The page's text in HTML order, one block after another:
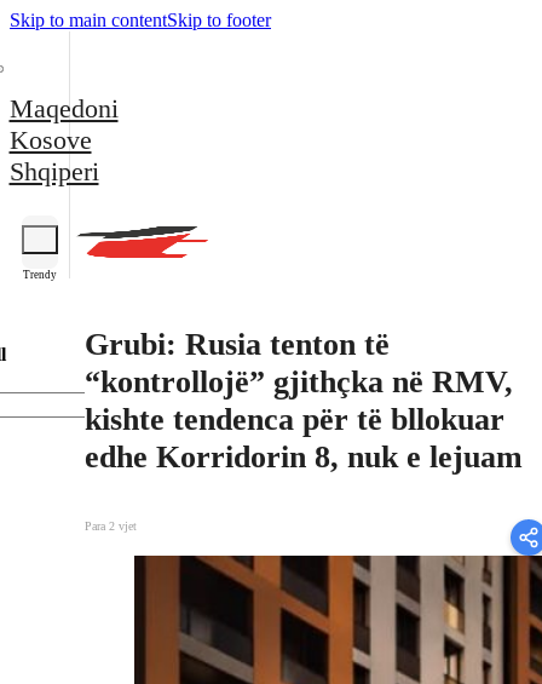
Skip to main contentSkip to footer
Maqedoni
Kosove
Shqiperi
Trendy
Grubi: Rusia tenton të
“kontrollojë” gjithçka në RMV,
kishte tendenca për të bllokuar
edhe Korridorin 8, nuk e lejuam
Para 2 vjet